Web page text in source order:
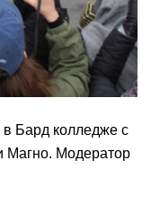
в Бард колледже с
Магно. Модератор